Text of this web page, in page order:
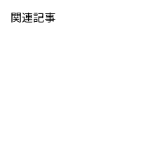
関連記事